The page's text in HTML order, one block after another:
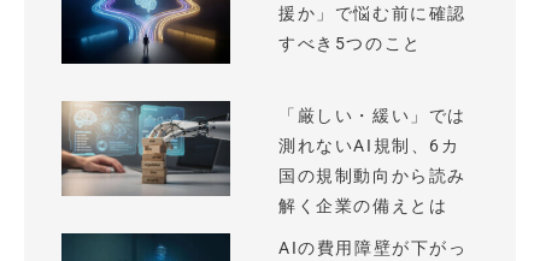
援か」で悩む前に確認
すべき5つのこと
「厳しい・緩い」では
測れないAI規制、6カ
国の規制動向から読み
解く企業の備えとは
AIの費用障壁が下がっ